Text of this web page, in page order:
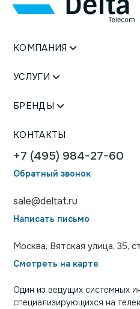
КОМПАНИЯ
УСЛУГИ
БРЕНДЫ
КОНТАКТЫ
+7 (495) 984-27-60
Обратный звонок
sale@deltat.ru
Написать письмо
Москва, Вятская улица, 35,
Смотреть на карте
Один из ведущих системных
специализирующихся на